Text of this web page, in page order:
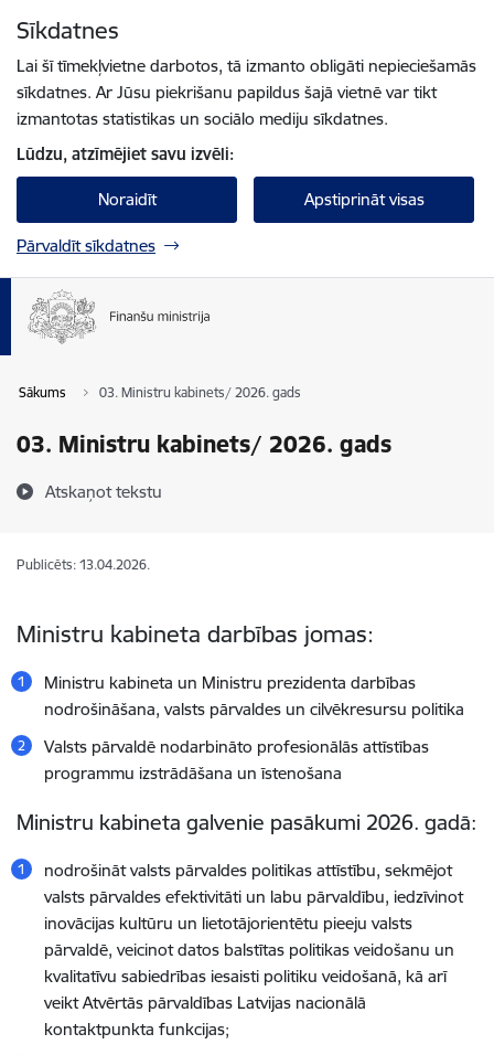
Sīkdatnes
Lai šī tīmekļvietne darbotos, tā izmanto obligāti nepieciešamās
sīkdatnes. Ar Jūsu piekrišanu papildus šajā vietnē var tikt
izmantotas statistikas un sociālo mediju sīkdatnes.
Lūdzu, atzīmējiet savu izvēli:
Noraidīt Apstiprināt visas
Pārvaldīt sīkdatnes
Sākums 03. Ministru kabinets/ 2026. gads
03. Ministru kabinets/ 2026. gads
Atskaņot tekstu
Publicēts: 13.04.2026.
Ministru kabineta darbības jomas:
Ministru kabineta un Ministru prezidenta darbības
nodrošināšana, valsts pārvaldes un cilvēkresursu politika
Valsts pārvaldē nodarbināto profesionālās attīstības
programmu izstrādāšana un īstenošana
Ministru kabineta galvenie pasākumi 2026. gadā:
nodrošināt valsts pārvaldes politikas attīstību, sekmējot
valsts pārvaldes efektivitāti un labu pārvaldību, iedzīvinot
inovācijas kultūru un lietotājorientētu pieeju valsts
pārvaldē, veicinot datos balstītas politikas veidošanu un
kvalitatīvu sabiedrības iesaisti politiku veidošanā, kā arī
veikt Atvērtās pārvaldības Latvijas nacionālā
kontaktpunkta funkcijas;